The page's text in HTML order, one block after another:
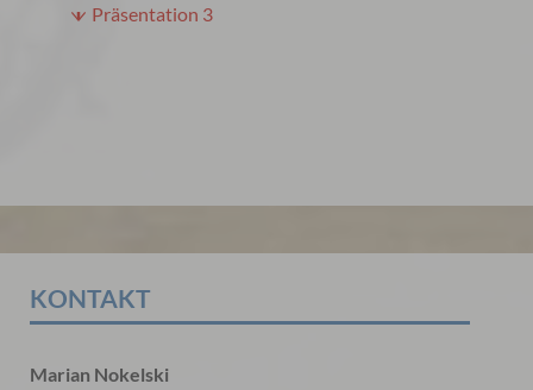
Präsentation 3
KONTAKT
Marian Nokelski